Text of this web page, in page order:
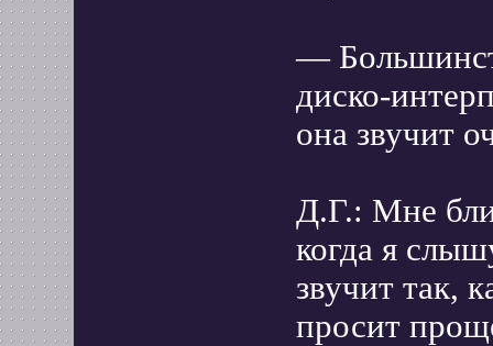
—
диско-
она звучит
Д.Г.: Мне
когда я
звучит так,
просит